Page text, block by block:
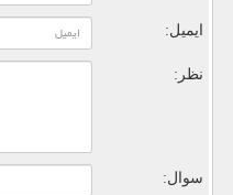
ایمیل:
نظر:
سوال: